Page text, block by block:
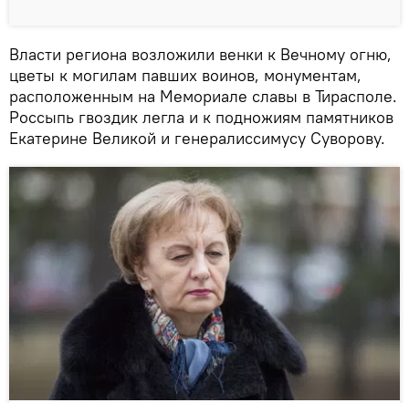
Власти региона возложили венки к Вечному огню,
цветы к могилам павших воинов, монументам,
расположенным на Мемориале славы в Тирасполе.
Россыпь гвоздик легла и к подножиям памятников
Екатерине Великой и генералиссимусу Суворову.